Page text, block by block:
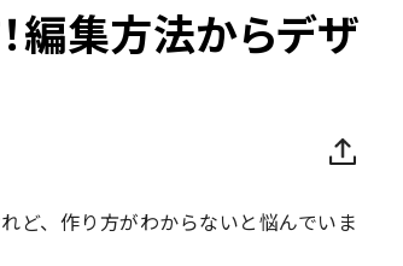
編集方法からデザ
ど、作り方がわからないと悩んでいま